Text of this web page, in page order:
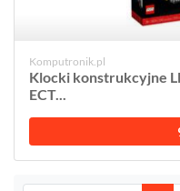
Komputronik.pl
Klocki konstrukcyjne
ECT...